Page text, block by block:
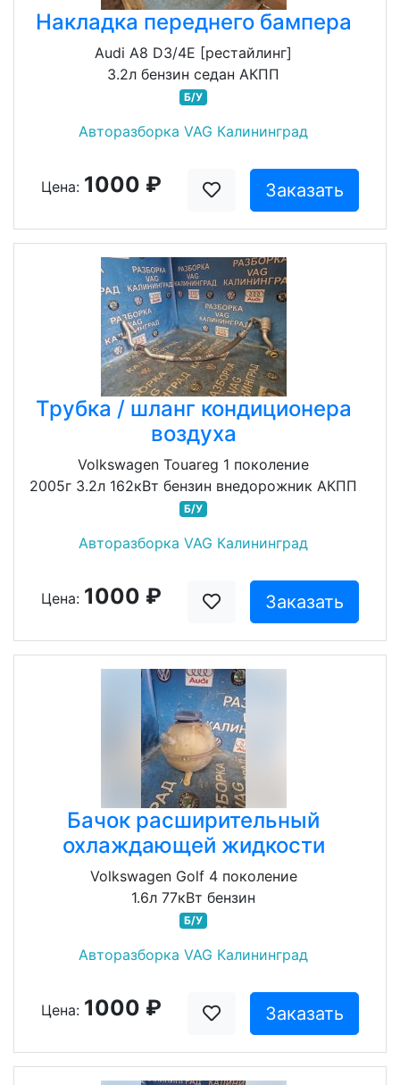
Накладка переднего бампера
Audi A8 D3/4E [рестайлинг]
3.2л бензин седан АКПП
Б/У
Авторазборка VAG Калининград
Цена: 1000 ₽ Заказать
Трубка / шланг кондиционера
воздуха
Volkswagen Touareg 1 поколение
2005г 3.2л 162кВт бензин внедорожник АКПП
Б/У
Авторазборка VAG Калининград
Цена: 1000 ₽ Заказать
Бачок расширительный
охлаждающей жидкости
Volkswagen Golf 4 поколение
1.6л 77кВт бензин
Б/У
Авторазборка VAG Калининград
Цена: 1000 ₽ Заказать